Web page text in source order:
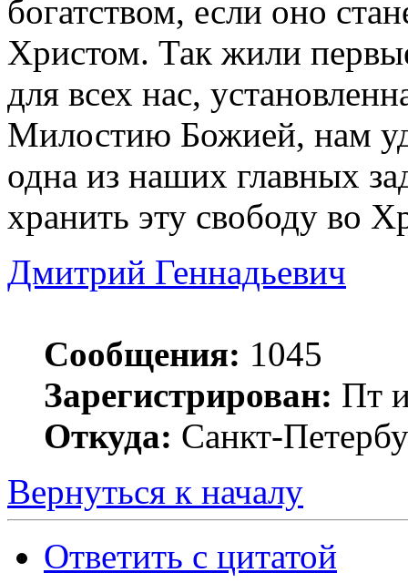
богатством, если оно
Христом. Так жили
для всех нас,
Милостию Божией, нам
одна из наших главных
хранить эту свободу во
Дмитрий Геннадьевич
Сообщения: 1045
Зарегистрирован: Пт
Откуда: Санкт-
Вернуться к началу
Ответить с цитатой